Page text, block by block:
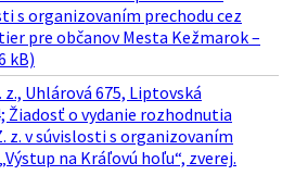
s organizovaním prechodu cez
pre občanov Mesta Kežmarok –
kB)
Uhlárová 675, Liptovská
Žiadosť o vydanie rozhodnutia
z. v súvislosti s organizovaním
na Kráľovú hoľu“, zverej.